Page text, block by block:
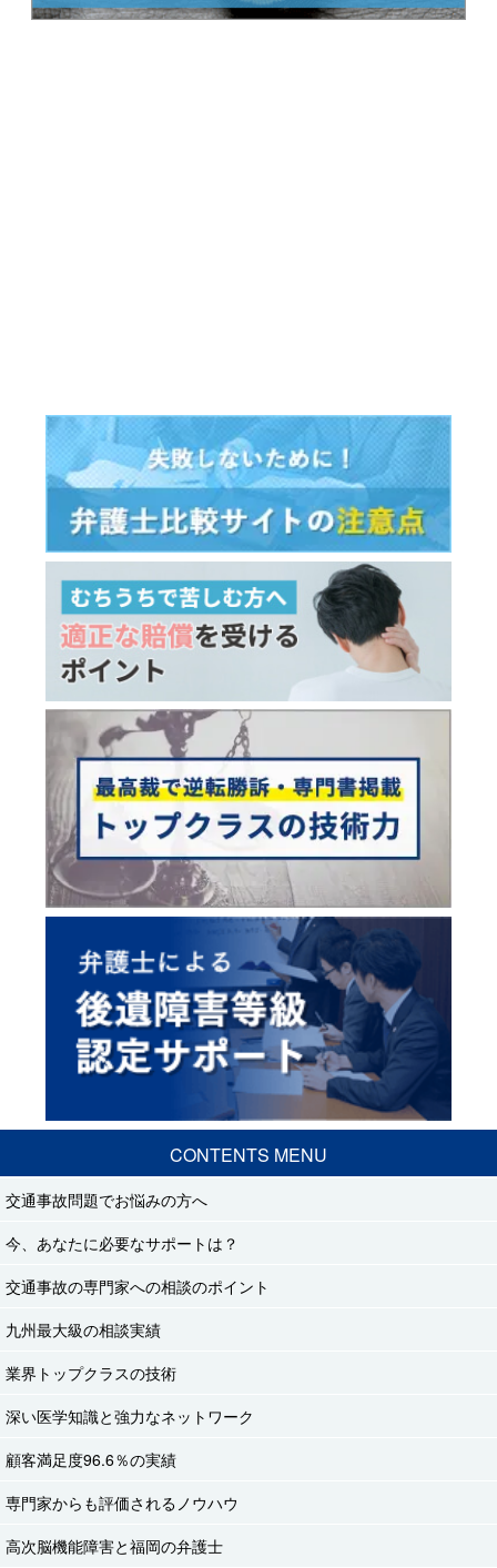
CONTENTS MENU
交通事故問題でお悩みの方へ
今、あなたに必要なサポートは？
交通事故の専門家への相談のポイント
九州最大級の相談実績
業界トップクラスの技術
深い医学知識と強力なネットワーク
顧客満足度96.6％の実績
専門家からも評価されるノウハウ
高次脳機能障害と福岡の弁護士